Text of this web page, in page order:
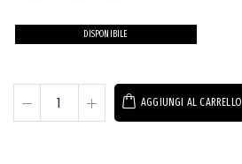
DISPONIBILE
AGGIUNGI AL CARRELLO